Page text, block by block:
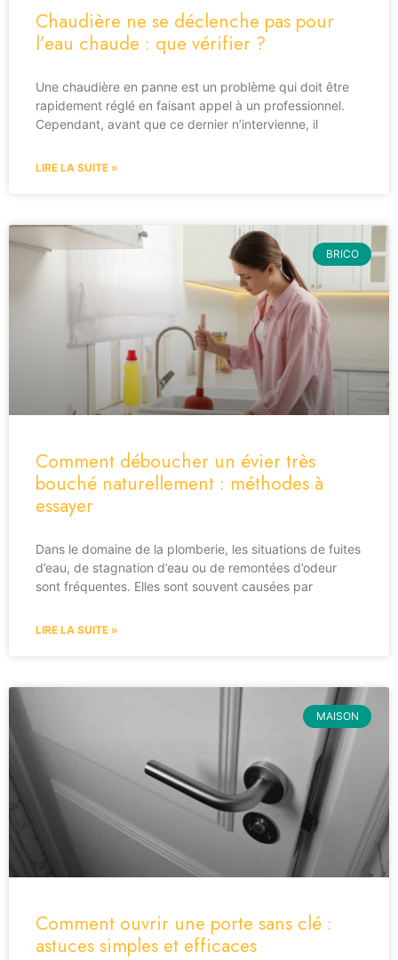
Chaudière ne se déclenche pas pour
l’eau chaude : que vérifier ?
Une chaudière en panne est un problème qui doit être
rapidement réglé en faisant appel à un professionnel.
Cependant, avant que ce dernier n’intervienne, il
LIRE LA SUITE »
BRICO
Comment déboucher un évier très
bouché naturellement : méthodes à
essayer
Dans le domaine de la plomberie, les situations de fuites
d’eau, de stagnation d’eau ou de remontées d’odeur
sont fréquentes. Elles sont souvent causées par
LIRE LA SUITE »
MAISON
Comment ouvrir une porte sans clé :
astuces simples et efficaces